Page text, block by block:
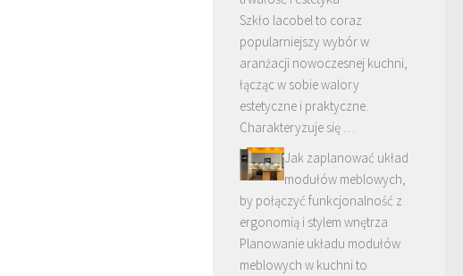
Szkło lacobel to coraz
popularniejszy wybór w
aranżacji nowoczesnej kuchni,
łącząc w sobie walory
estetyczne i praktyczne.
Charakteryzuje się …
Jak zaplanować układ
modułów meblowych,
by połączyć funkcjonalność z
ergonomią i stylem wnętrza
Planowanie układu modułów
meblowych w kuchni to